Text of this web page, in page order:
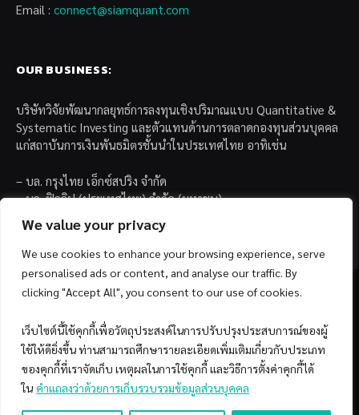
We value your privacy
We use cookies to enhance your browsing experience, serve
personalised ads or content, and analyse our traffic. By
clicking "Accept All", you consent to our use of cookies.
เว็บไซต์นี้ใช้คุกกี้เพื่อวัตถุประสงค์ในการปรับปรุงประสบการณ์ของผู้
ใช้ให้ดียิ่งขึ้น ท่านสามารถศึกษารายละเอียดเพิ่มเติมเกี่ยวกับประเภท
ของคุกกี้ที่เราจัดเก็บ เหตุผลในการใช้คุกกี้ และวิธีการตั้งค่าคุกกี้ได้
ใน คำแถลงว่าด้วยการเก็บรวบรวมข้อมูลส่วนบุคคล
Email : connect@siamquant.com
OUR BUSINESS:
บริษัทวิจัยพัฒนากลยุทธ์การลงทุนเชิงปริมาณแบบ Quantitative &
Systematic Investing และตัวแทนด้านการตลาดกองทุนส่วนบุคคล
แก่สถาบันการเงินพันธมิตรชั้นนำในประเทศไทย อาทิเช่น
– บล. กรุงไทย เอ็กซ์สปริง จำกัด
– บล. ฟิลลิป (ประเทศไทย) จำกัด (มหาชน)
FacebookYouTube
© 2026 Copyright by SiamQuant.